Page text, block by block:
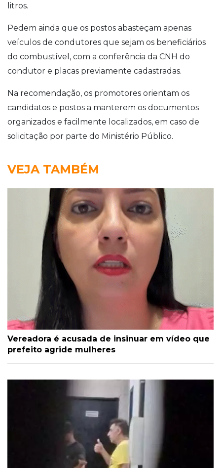
litros.
Pedem ainda que os postos abasteçam apenas
veículos de condutores que sejam os beneficiários
do combustível, com a conferência da CNH do
condutor e placas previamente cadastradas.
Na recomendação, os promotores orientam os
candidatos e postos a manterem os documentos
organizados e facilmente localizados, em caso de
solicitação por parte do Ministério Público.
VEJA TAMBÉM
Vereadora é acusada de insinuar em vídeo que
prefeito agride mulheres